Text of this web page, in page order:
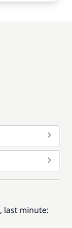
last minute: